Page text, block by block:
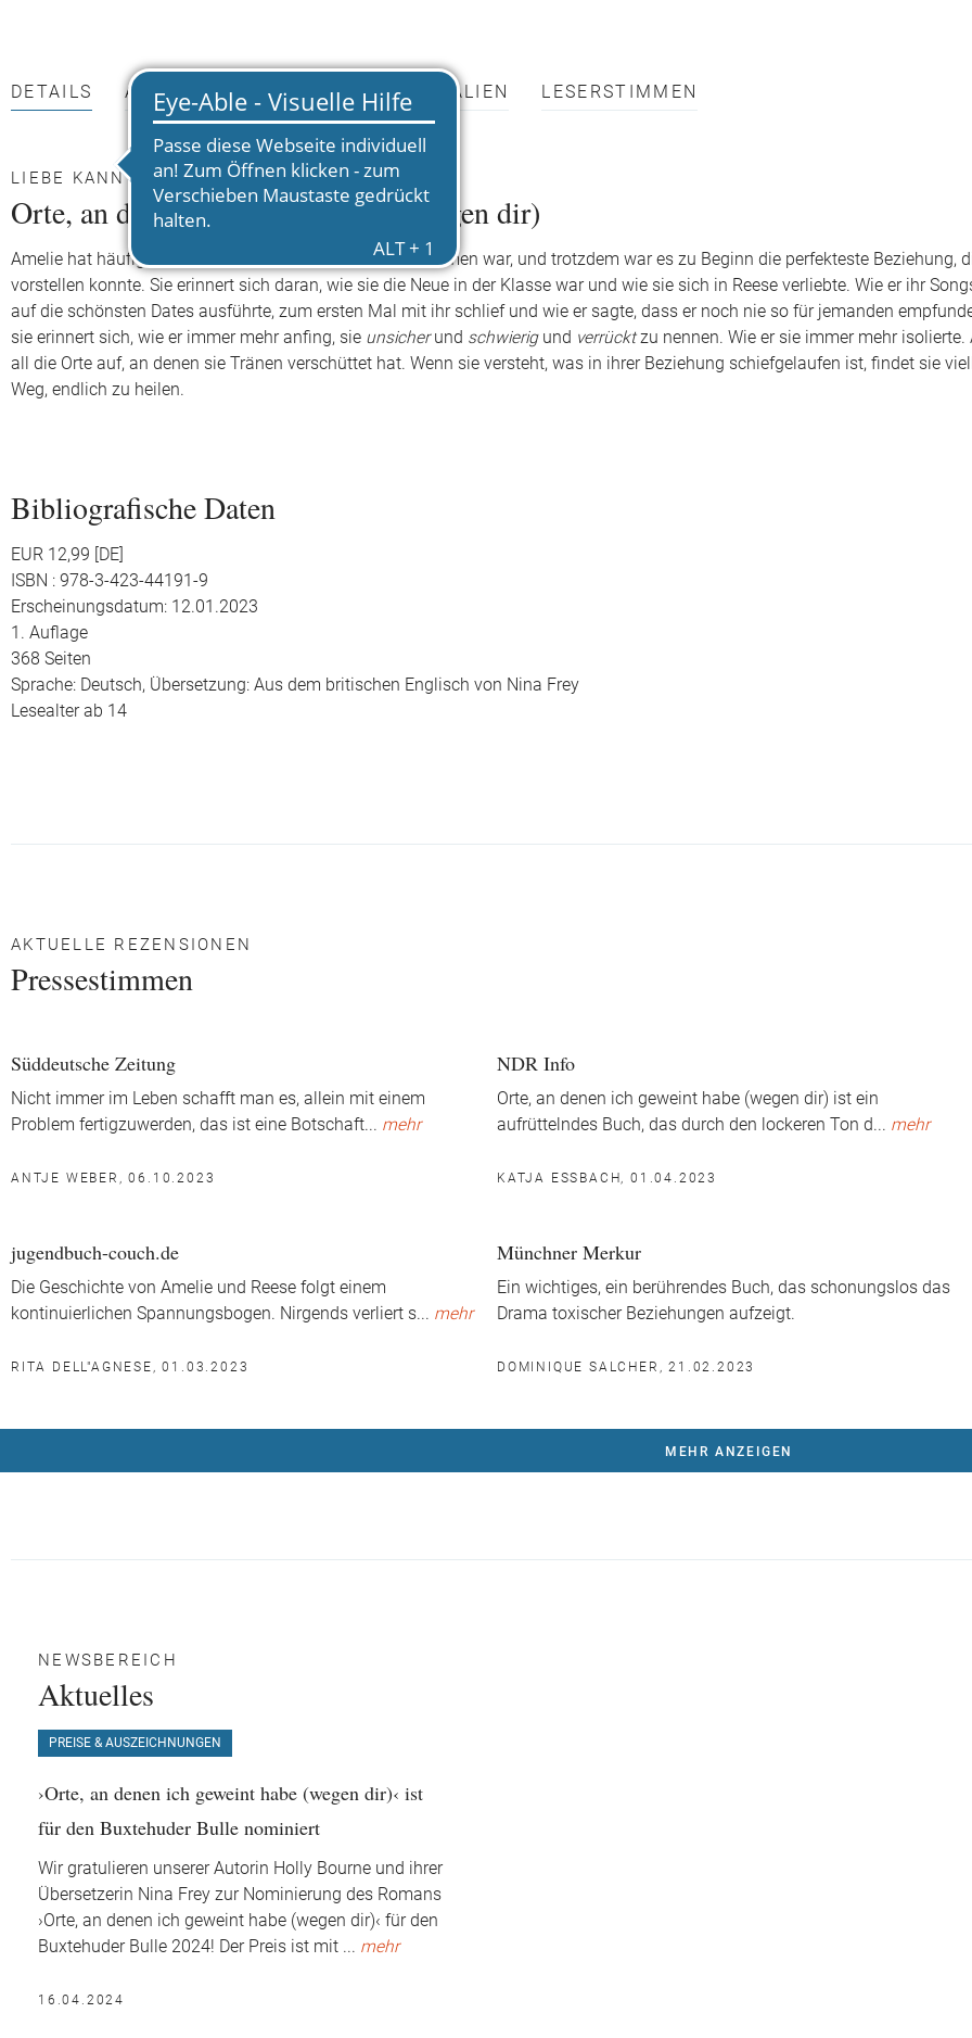
DETAILS AUTOR*INNEN PRESSEMATERIALIEN LESERSTIMMEN
LIEBE KANN SO TOXISCH SEIN
Orte, an denen ich geweint habe (wegen dir)
Amelie hat häufig geweint, während sie mit Reese zusammen war, und trotzdem war es zu Beginn die perfekteste Beziehung,
vorstellen konnte. Sie erinnert sich daran, wie sie die Neue in der Klasse war und wie sie sich in Reese verliebte. Wie er ihr
auf die schönsten Dates ausführte, zum ersten Mal mit ihr schlief und wie er sagte, dass er noch nie so für jemanden
sie erinnert sich, wie er immer mehr anfing, sie unsicherund schwierigund verrücktzu nennen. Wie er sie immer mehr isolierte.
all die Orte auf, an denen sie Tränen verschüttet hat. Wenn sie versteht, was in ihrer Beziehung schiefgelaufen ist, findet sie
Weg, endlich zu heilen.
Bibliografische Daten
EUR 12,99 [DE]
ISBN : 978-3-423-44191-9
Erscheinungsdatum: 12.01.2023
1. Auflage
368 Seiten
Sprache: Deutsch, Übersetzung: Aus dem britischen Englisch von Nina Frey
Lesealter ab 14
AKTUELLE REZENSIONEN
Pressestimmen
Süddeutsche Zeitung
Nicht immer im Leben schafft man es, allein mit einem
Problem fertigzuwerden, das ist eine Botschaft... mehr
ANTJE WEBER, 06.10.2023
NDR Info
Orte, an denen ich geweint habe (wegen dir) ist ein
aufrüttelndes Buch, das durch den lockeren Ton d... mehr
KATJA ESSBACH, 01.04.2023
jugendbuch-couch.de
Die Geschichte von Amelie und Reese folgt einem
kontinuierlichen Spannungsbogen. Nirgends verliert s... mehr
RITA DELL"AGNESE, 01.03.2023
Münchner Merkur
Ein wichtiges, ein berührendes Buch, das schonungslos das
Drama toxischer Beziehungen aufzeigt.
DOMINIQUE SALCHER, 21.02.2023
MEHR ANZEIGEN
NEWSBEREICH
Aktuelles
PREISE & AUSZEICHNUNGEN
›Orte, an denen ich geweint habe (wegen dir)‹ ist
für den Buxtehuder Bulle nominiert
Wir gratulieren unserer Autorin Holly Bourne und ihrer
Übersetzerin Nina Frey zur Nominierung des Romans
›Orte, an denen ich geweint habe (wegen dir)‹ für den
Buxtehuder Bulle 2024! Der Preis ist mit ... mehr
16.04.2024